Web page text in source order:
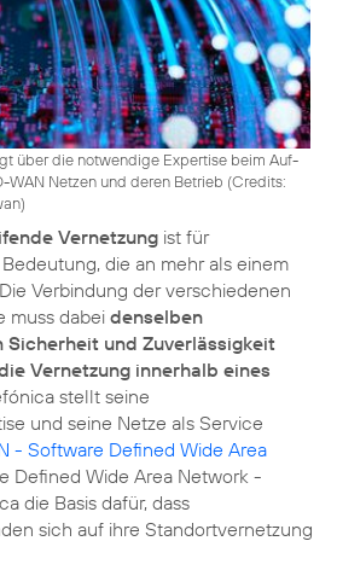
über die notwendige Expertise beim Auf-
WAN Netzen und deren Betrieb (Credits:
)
Vernetzung ist für
die an mehr als einem
Verbindung der verschiedenen
muss dabei denselben
Sicherheit und Zuverlässigkeit
Vernetzung innerhalb eines
stellt seine
und seine Netze als Service
- Software Defined Wide Area
Defined Wide Area Network -
die Basis dafür, dass
sich auf ihre Standortvernetzung